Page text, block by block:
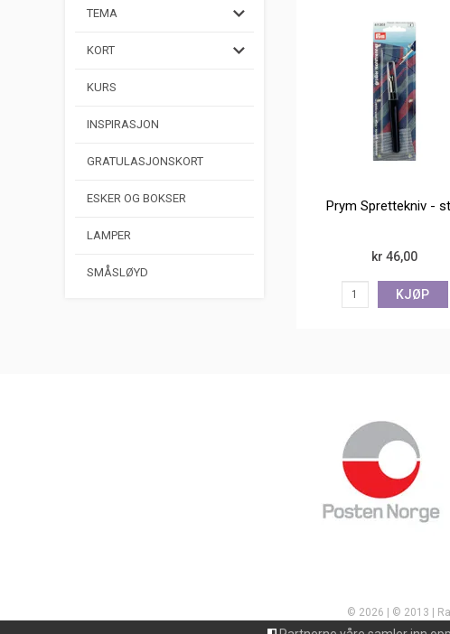
TEMA
KORT
KURS
INSPIRASJON
GRATULASJONSKORT
ESKER OG BOKSER
LAMPER
SMÅSLØYD
Prym Sprettekniv -
kr 46,00
KJØP
© 2026 | © 2013 |